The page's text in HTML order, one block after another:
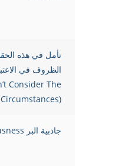
تأمل في هذه
Consider The
Circumstances)
جاذبية البر The Attraction Of Righteousness